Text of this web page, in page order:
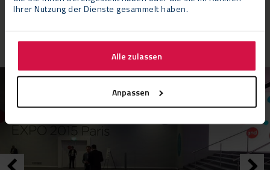
Ihrer Nutzung der Dienste gesammelt haben.
Alle zulassen
Anpassen
sicherzustellen, dass die Besucher nicht mit unansehnlichen